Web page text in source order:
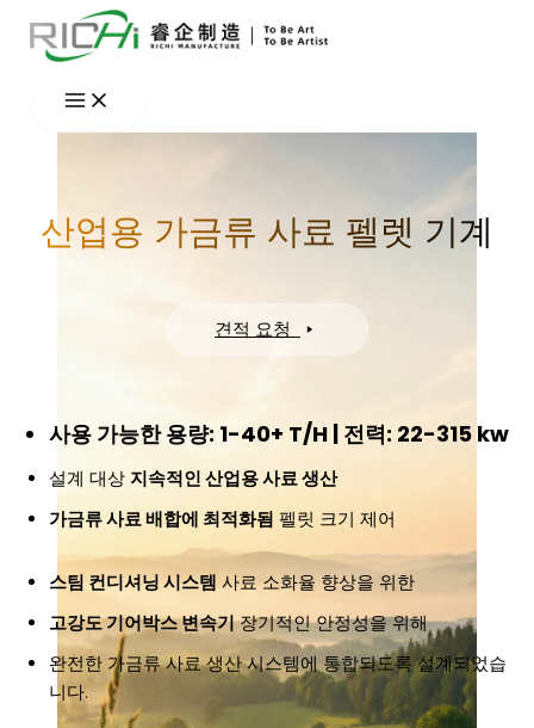
산업용 가금류 사료 펠렛 기계
견적 요청
사용 가능한 용량: 1-40+ T/H | 전력: 22-315 kw
설계 대상 지속적인 산업용 사료 생산
가금류 사료 배합에 최적화됨 펠릿 크기 제어
스팀 컨디셔닝 시스템 사료 소화율 향상을 위한
고강도 기어박스 변속기장기적인 안정성을 위해
완전한 가금류 사료 생산 시스템에 통합되도록 설계되었습
니다.